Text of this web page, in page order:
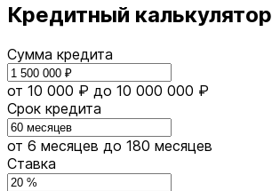
Кредитный калькулятор
Сумма кредита
от 10 000 ₽ до 10 000 000 ₽
Срок кредита
от 6 месяцев до 180 месяцев
Ставка